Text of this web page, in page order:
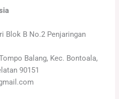
Blok B No.2 Penjaringan
Balang, Kec. Bontoala,
90151